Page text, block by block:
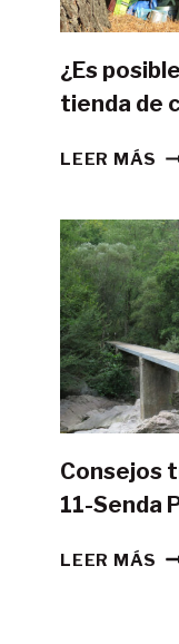
¿Es
tienda de
LEER MÁS
Consejos
11-Senda
LEER MÁS